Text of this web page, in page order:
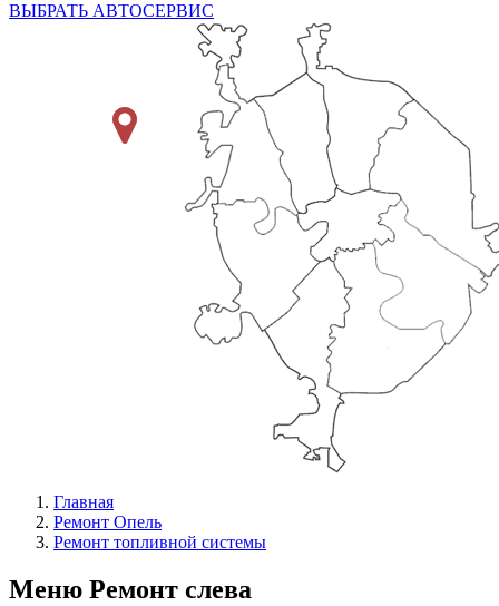
ВЫБРАТЬ АВТОСЕРВИС
Главная
Ремонт Опель
Ремонт топливной системы
Меню Ремонт слева